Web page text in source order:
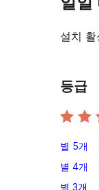
설치 활
등급
4/5-
별
별 5개
1/4-
별 4개
별 3개